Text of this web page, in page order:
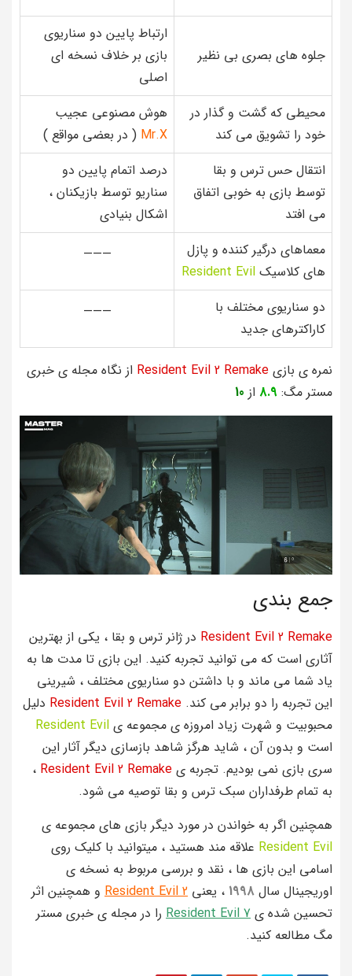
جلوه های بصری بی نظیر
ارتباط پایین دو سناریوی
بازی بر خلاف نسخه ای
اصلی
محیطی که گشت و گذار در
خود را تشویق می کند
هوش مصنوعی عجیب
Mr.X ( در بعضی مواقع )
انتقال حس ترس و بقا
توسط بازی به خوبی اتفاق
می افتد
درصد اتمام پایین دو
سناریو توسط بازیکنان ،
اشکال بنیادی
معماهای درگیر کننده و پازل
های کلاسیک Resident Evil
———
دو سناریوی مختلف با
کاراکترهای جدید
———
نمره ی بازی Resident Evil 2 Remake از نگاه مجله ی خبری
مستر مگ: 8.9 از 10
جمع بندی
Resident Evil 2 Remake در ژانر ترس و بقا ، یکی از بهترین
آثاری است که می توانید تجربه کنید. این بازی تا مدت ها به
یاد شما می ماند و با داشتن دو سناریوی مختلف ، شیرینی
این تجربه را دو برابر می کند. Resident Evil 2 Remake دلیل
محبوبیت و شهرت زیاد امروزه ی مجموعه ی Resident Evil
است و بدون آن ، شاید هرگز شاهد بازسازی دیگر آثار این
سری بازی نمی بودیم. تجربه ی Resident Evil 2 Remake ،
به تمام طرفداران سبک ترس و بقا توصیه می شود.
همچنین اگر به خواندن در مورد دیگر بازی های مجموعه ی
Resident Evil علاقه مند هستید ، میتوانید با کلیک روی
اسامی این بازی ها ، نقد و بررسی مربوط به نسخه ی
اوریجینال سال 1998 ، یعنی Resident Evil 2 و همچنین اثر
تحسین شده ی Resident Evil 7 را در مجله ی خبری مستر
مگ مطالعه کنید.